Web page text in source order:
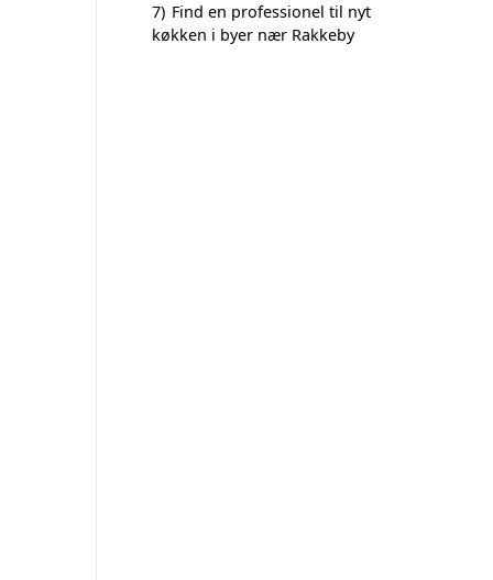
7) Find en professionel til nyt
køkken i byer nær Rakkeby